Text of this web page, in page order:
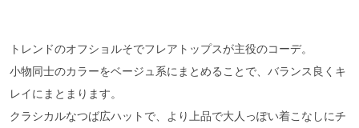
トレンドのオフショルそでフレアトップスが主役のコーデ。
小物同士のカラーをベージュ系にまとめることで、バランス良くキ
レイにまとまります。
クラシカルなつば広ハットで、より上品で大人っぽい着こなしにチ